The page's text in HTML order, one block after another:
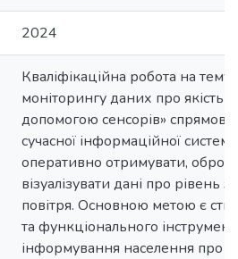
2024
Кваліфікаційна робота на тему
моніторингу даних про якість
допомогою сенсорів»
сучасної інформаційної
оперативно отримувати,
візуалізувати дані про рівень
повітря. Основною метою є
та функціонального
інформування населення про